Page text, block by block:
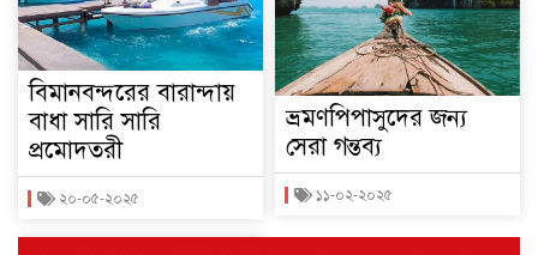
বিমানবন্দরের বারান্দায়
বাধা সারি সারি
প্রমোদতরী
২০-০৫-২০২৫
ভ্রমণপিপাসুদের জন্য
সেরা গন্তব্য
১১-০২-২০২৫